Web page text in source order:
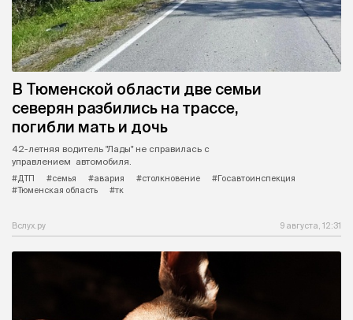
В Тюменской области две семьи
северян разбились на трассе,
погибли мать и дочь
42-летняя водитель "Лады" не справилась с
управлением автомобиля.
#ДТП
#семья #авария #столкновение
#Госавтоинспекция
#Тюменская область
#тк
Вслух.ру 9 августа, 12:31